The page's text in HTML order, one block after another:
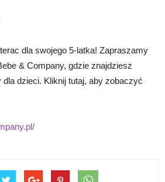
dla swojego 5-latka! Zapraszamy
& Company, gdzie znajdziesz
dzieci. Kliknij tutaj, aby zobaczyć